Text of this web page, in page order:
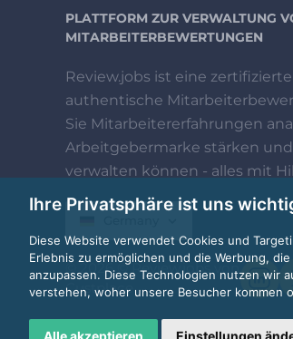
Ihre Privatsphäre ist uns
Diese Website verwendet Cookies und
Erlebnis zu ermöglichen und die Werbung,
anzupassen. Diese Technologien nutzen wir
verstehen, woher unsere Besucher kommen
Alle akzeptieren Einstellungen
PLATTFORM ZUR VERWALTUNG
MITARBEITERBEWERTUNGEN
Review.jobs ist eine
authentische
Sie Mitarbeitererfahrungen
Arbeitgebermarke stärken
verwalten können - alles mit
© 2026 © Review.jobs von
Custplace